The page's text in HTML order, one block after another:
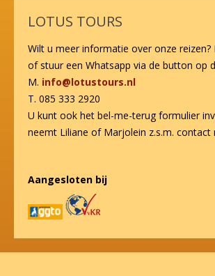
LOTUS TOURS
Wilt u meer informatie over onze reizen?
of stuur een Whatsapp via de button op
M. info@lotustours.nl
T. 085 333 2920
U kunt ook het bel-me-terug formulier
neemt Liliane of Marjolein z.s.m. contact
Aangesloten bij